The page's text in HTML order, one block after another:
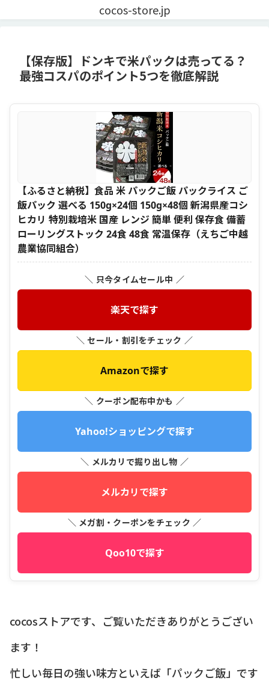
cocos-store.jp
【保存版】ドンキで米パックは売ってる？
最強コスパのポイント5つを徹底解説
【ふるさと納税】食品 米 パックご飯 パックライス ご
飯パック 選べる 150g×24個 150g×48個 新潟県産コシ
ヒカリ 特別栽培米 国産 レンジ 簡単 便利 保存食 備蓄
ローリングストック 24食 48食 常温保存（えちご中越
農業協同組合）
＼ 只今タイムセール中 ／
楽天で探す
＼ セール・割引をチェック ／
Amazonで探す
＼ クーポン配布中かも ／
Yahoo!ショッピングで探す
＼ メルカリで掘り出し物 ／
メルカリで探す
＼ メガ割・クーポンをチェック ／
Qoo10で探す
cocosストアです、ご覧いただきありがとうござい
ます！
忙しい毎日の強い味方といえば「パックご飯」です